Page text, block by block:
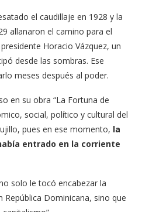
el caudillaje en 1928 y la
allanaron el camino para el
Horacio Vázquez, un
desde las sombras. Ese
meses después al poder.
en su obra “La Fortuna de
social, político y cultural del
pues en ese momento, la
entrado en la corriente
solo le tocó encabezar la
Dominicana, sino que